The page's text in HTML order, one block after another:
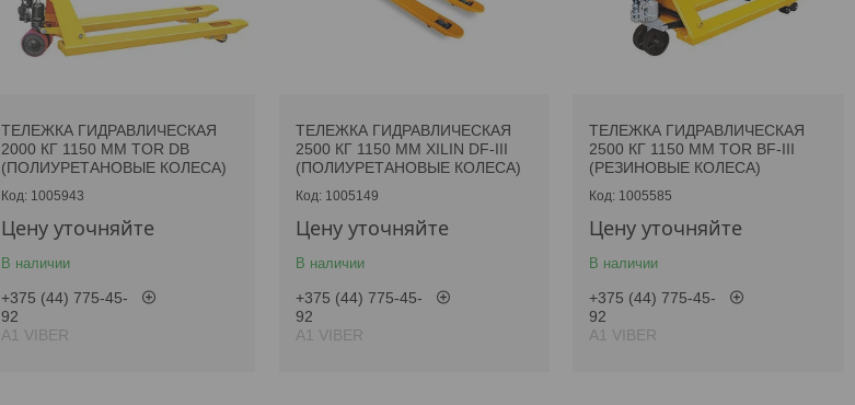
ТЕЛЕЖКА ГИДРАВЛИЧЕСКАЯ
2000 КГ 1150 ММ TOR DB
(ПОЛИУРЕТАНОВЫЕ КОЛЕСА)
1005943
Цену уточняйте
В наличии
+375 (44) 775-45-
92
А1 VIBER
ТЕЛЕЖКА ГИДРАВЛИЧЕСКАЯ
2500 КГ 1150 ММ XILIN DF-III
(ПОЛИУРЕТАНОВЫЕ КОЛЕСА)
1005149
Цену уточняйте
В наличии
+375 (44) 775-45-
92
А1 VIBER
ТЕЛЕЖКА ГИДРАВЛИЧЕСКАЯ
2500 КГ 1150 ММ TOR BF-III
(РЕЗИНОВЫЕ КОЛЕСА)
1005585
Цену уточняйте
В наличии
+375 (44) 775-45-
92
А1 VIBER